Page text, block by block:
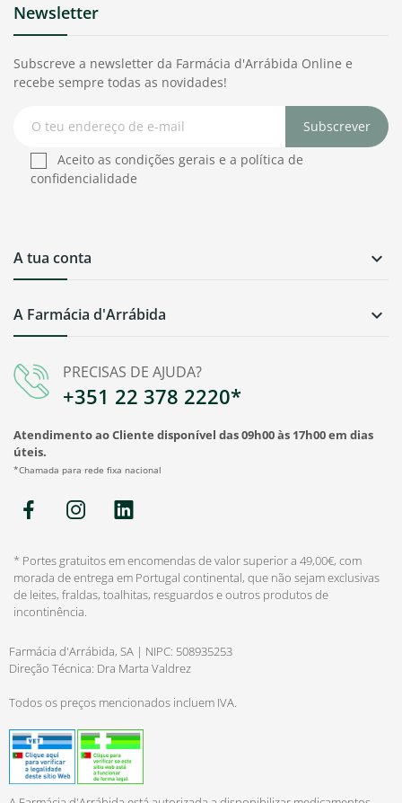
PRECISAS DE AJUDA?
+351 22 378 2220*
Atendimento ao Cliente disponível das 09h00 às 17h00 em dias
úteis.
*Chamada para rede fixa nacional
A Farmácia d'Arrábida 
A tua conta 
Newsletter
Subscreve a newsletter da Farmácia d'Arrábida Online e
recebe sempre todas as novidades!
Subscrever
Aceito as condições gerais e a política de
confidencialidade
* Portes gratuitos em encomendas de valor superior a 49,00€, com
morada de entrega em Portugal continental, que não sejam exclusivas
de leites, fraldas, toalhitas, resguardos e outros produtos de
incontinência.
Farmácia d'Arrábida, SA | NIPC: 508935253
Direção Técnica: Dra Marta Valdrez
Todos os preços mencionados incluem IVA.